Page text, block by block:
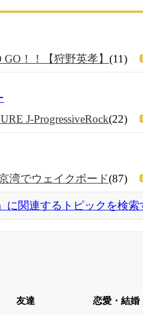
GO！！【狩野英孝】 (11)
J-ProgressiveRock(22)
湾でウェイクボード(87)
に関連するトピックを検索
友達 恋愛・結婚